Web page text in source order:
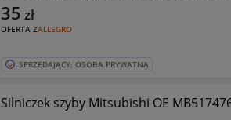
OFERTA ZALLEGRO
35 zł
SPRZEDAJĄCY: OSOBA PRYWATNA
Silniczek szyby Mitsubishi OE